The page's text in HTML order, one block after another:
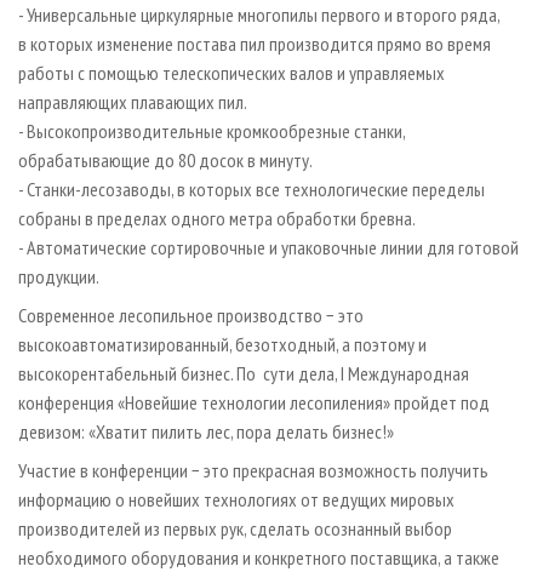
- Универсальные циркулярные многопилы первого и второго ряда,
в которых изменение постава пил производится прямо во время
работы с помощью телескопических валов и управляемых
направляющих плавающих пил.
- Высокопроизводительные кромкообрезные станки,
обрабатывающие до 80 досок в минуту.
- Станки-лесозаводы, в которых все технологические переделы
собраны в пределах одного метра обработки бревна.
- Автоматические сортировочные и упаковочные линии для готовой
продукции.
Современное лесопильное производство − это
высокоавтоматизированный, безотходный, а поэтому и
высокорентабельный бизнес. По сути дела, I Международная
конференция «Новейшие технологии лесопиления» пройдет под
девизом: «Хватит пилить лес, пора делать бизнес!»
Участие в конференции − это прекрасная возможность получить
информацию о новейших технологиях от ведущих мировых
производителей из первых рук, сделать осознанный выбор
необходимого оборудования и конкретного поставщика, а также